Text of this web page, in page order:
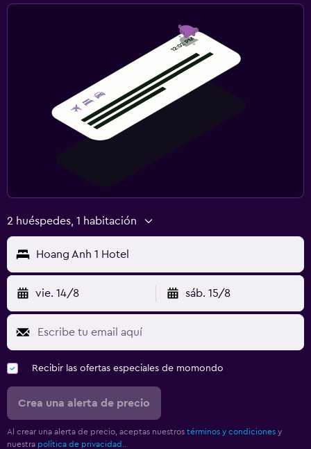
2 huéspedes, 1 habitación
Hoang Anh 1 Hotel
vie. 14/8 sáb. 15/8
Recibir las ofertas especiales de momondo
Crea una alerta de precio
Al crear una alerta de precio, aceptas nuestros términos y condiciones y
nuestra política de privacidad.